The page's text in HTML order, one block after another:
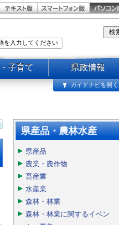
子育て 県政情報
ガイドナビを開く
県産品・農林水産
県産品
農業・農作物
畜産業
水産業
森林・林業
森林・林業に関するイベン